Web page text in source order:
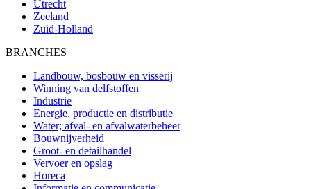
Utrecht
Zeeland
Zuid-Holland
BRANCHES
Landbouw, bosbouw en visserij
Winning van delfstoffen
Industrie
Energie, productie en distributie
Water; afval- en afvalwaterbeheer
Bouwnijverheid
Groot- en detailhandel
Vervoer en opslag
Horeca